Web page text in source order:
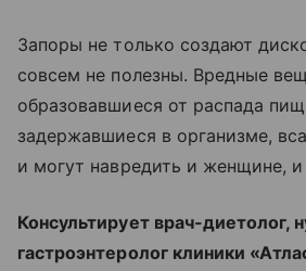
Запоры не только создают
совсем не полезны. Вредные
образовавшиеся от распада
задержавшиеся в организме,
и могут навредить и женщине, и
Консультирует врач-диетолог,
гастроэнтеролог клиники